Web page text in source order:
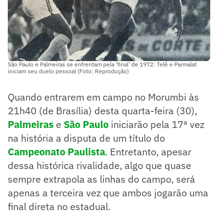
São Paulo e Palmeiras se enfrentam pela 'final' de 1972: Telê e Parmalat
iniciam seu duelo pessoal (Foto: Reprodução)
Quando entrarem em campo no Morumbi às
21h40 (de Brasília) desta quarta-feira (30),
Palmeiras e São Paulo iniciarão pela 17ª vez
na história a disputa de um título do
Campeonato Paulista. Entretanto, apesar
dessa histórica rivalidade, algo que quase
sempre extrapola as linhas do campo, será
apenas a terceira vez que ambos jogarão uma
final direta no estadual.